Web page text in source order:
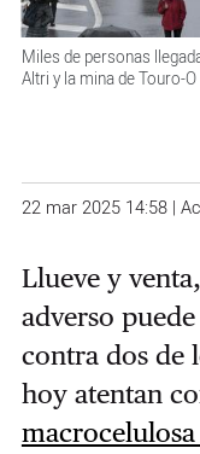
Miles de personas
Altri y la mina de Touro-O
22 mar 2025 14:58 |
Llueve y
adverso
contra dos de
hoy atentan